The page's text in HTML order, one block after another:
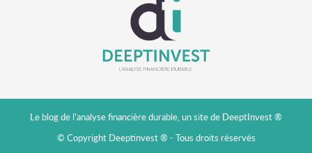
Le blog de l'analyse financière durable, un site de DeeptInvest ®
© Copyright Deeptinvest ® - Tous droits réservés